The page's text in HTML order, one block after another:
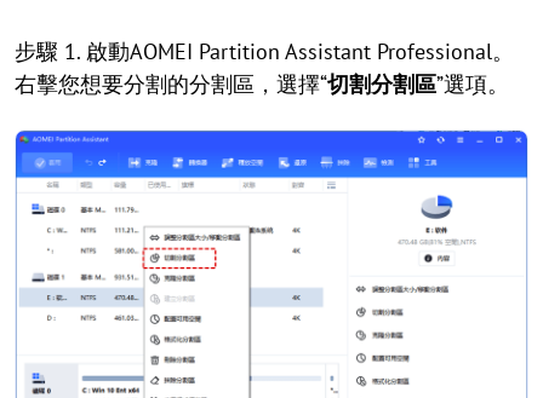
步驟 1. 啟動AOMEI Partition Assistant Professional。
右擊您想要分割的分割區，選擇“切割分割區”選項。